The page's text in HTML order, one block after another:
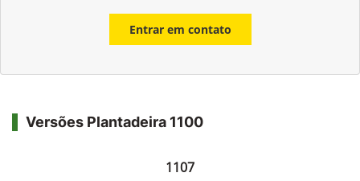
Entrar em contato
Versões Plantadeira 1100
1107